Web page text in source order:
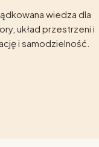
wiedza dla
układ przestrzeni i
i samodzielność.